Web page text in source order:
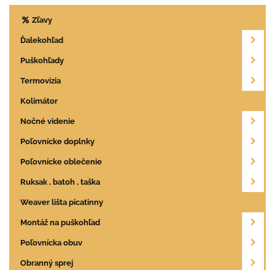
Zľavy
Ďalekohľad
Puškohľady
Termovizia
Kolimátor
Nočné videnie
Poľovnícke doplnky
Poľovnícke oblečenie
Ruksak , batoh , taška
Weaver lišta picatinny
Montáž na puškohľad
Poľovnícka obuv
Obranný sprej